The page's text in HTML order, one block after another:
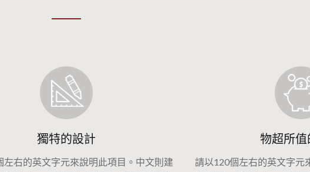
獨特的設計
左右的英文字元來說明此項目。中文則建
物超所
請以120個左右的英文字元